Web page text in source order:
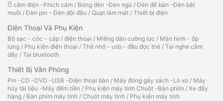
Ổ cắm điện -Phích cắm / Bóng đèn -Đèn ngủ /Đèn để bàn -Đèn bắt
muỗi /Đèn pin - Đèn đội đầu / Quạt làm mát / Thiết bị điện
Điện Thoại Và Phụ Kiện
Bộ sạc - cóc - cáp / điện thoại / Miếng dán cường lực / Màn hình - ốp
lưng / Phụ kiện điện thoại / Thẻ nhớ - usb - đầu đọc thẻ / Tai nghe cắm
dây / Tai bluetooth
Thiết Bị Văn Phòng
Pin -CD -DVD -USB -Điện thoại bàn / Máy đóng gáy sách -Lò xo / Máy
hủy tài liệu -Máy đếm tiền / Phụ kiện máy tính Chuột -Bàn phím / Xe đẩy
hàng / Bàn phím máy tính / Chuột máy tính / Phụ kiện máy tính